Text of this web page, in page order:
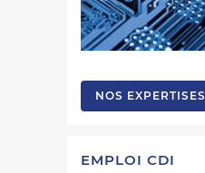
NOS EXPERTISES
EMPLOI CDI